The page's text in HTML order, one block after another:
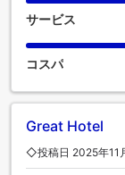
サービス
コスパ
Great Hotel
◇投稿日 2025年11